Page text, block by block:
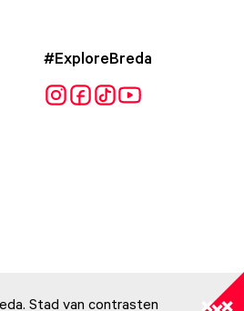
#ExploreBreda
Stad van contrasten